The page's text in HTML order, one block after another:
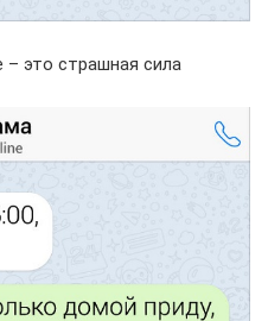
это страшная сила